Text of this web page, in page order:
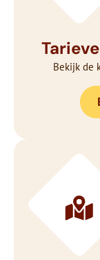
Bekijk de